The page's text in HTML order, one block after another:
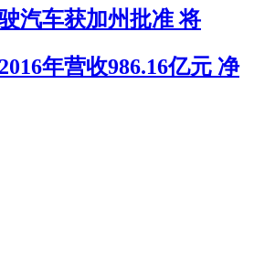
汽车获加州批准 将
年营收986.16亿元 净